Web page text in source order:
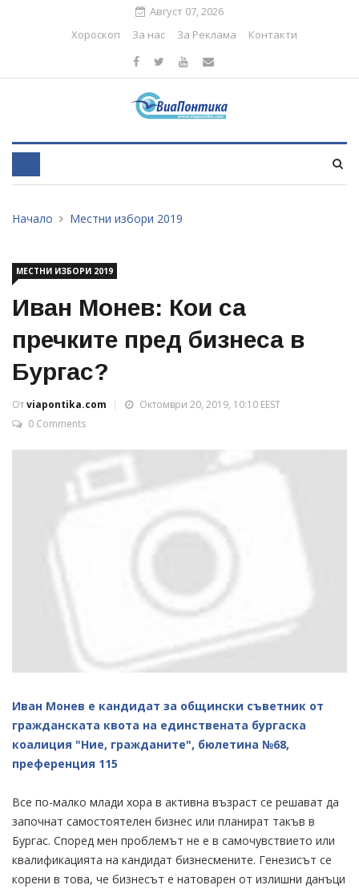
Август 07, 2026
Хороскоп
За нас За Реклама Контакти
Начало Местни избори 2019
МЕСТНИ ИЗБОРИ 2019
Иван Монев: Кои са
пречките пред бизнеса в
Бургас?
Отviapontika.com
Октомври 20, 2019, 10:10 EEST
0 Comments
Иван Монев е кандидат за общински съветник от
гражданската квота на единствената бургаска
коалиция "Ние, гражданите", бюлетина №68,
преференция 115
Все по-малко млади хора в активна възраст се решават да
започнат самостоятелен бизнес или планират такъв в
Бургас. Според мен проблемът не е в самочувствието или
квалификацията на кандидат бизнесмените. Генезисът се
корени в това, че бизнесът е натоварен от излишни данъци